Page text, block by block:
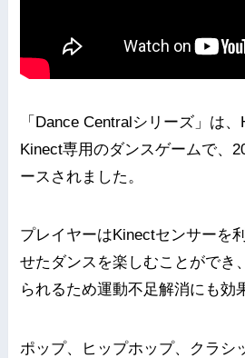
「Dance Centralシリーズ」は
Kinect専用のダンスゲームで、
ースされました。
プレイヤーはKinectセンサーを
せたダンスを楽しむことができ
られるため運動不足解消にも効
ポップ、ヒップホップ、クラシ